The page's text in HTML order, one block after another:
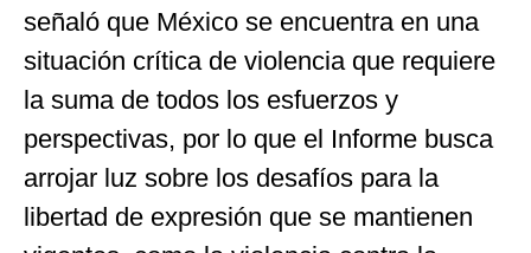
señaló que México se encuentra en una
situación crítica de violencia que requiere
la suma de todos los esfuerzos y
perspectivas, por lo que el Informe busca
arrojar luz sobre los desafíos para la
libertad de expresión que se mantienen